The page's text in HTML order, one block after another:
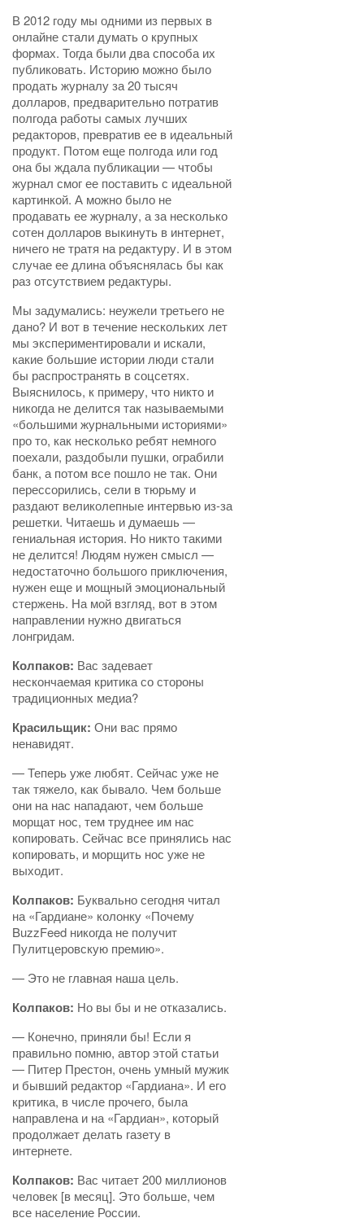
В 2012 году мы одними из первых в
онлайне стали думать о крупных
формах. Тогда были два способа их
публиковать. Историю можно было
продать журналу за 20 тысяч
долларов, предварительно потратив
полгода работы самых лучших
редакторов, превратив ее в идеальный
продукт. Потом еще полгода или год
она бы ждала публикации — чтобы
журнал смог ее поставить с идеальной
картинкой. А можно было не
продавать ее журналу, а за несколько
сотен долларов выкинуть в интернет,
ничего не тратя на редактуру. И в этом
случае ее длина объяснялась бы как
раз отсутствием редактуры.
Мы задумались: неужели третьего не
дано? И вот в течение нескольких лет
мы экспериментировали и искали,
какие большие истории люди стали
бы распространять в соцсетях.
Выяснилось, к примеру, что никто и
никогда не делится так называемыми
«большими журнальными историями»
про то, как несколько ребят немного
поехали, раздобыли пушки, ограбили
банк, а потом все пошло не так. Они
перессорились, сели в тюрьму и
раздают великолепные интервью из-за
решетки. Читаешь и думаешь —
гениальная история. Но никто такими
не делится! Людям нужен смысл —
недостаточно большого приключения,
нужен еще и мощный эмоциональный
стержень. На мой взгляд, вот в этом
направлении нужно двигаться
лонгридам.
Колпаков: Вас задевает
нескончаемая критика со стороны
традиционных медиа?
Красильщик: Они вас прямо
ненавидят.
— Теперь уже любят. Сейчас уже не
так тяжело, как бывало. Чем больше
они на нас нападают, чем больше
морщат нос, тем труднее им нас
копировать. Сейчас все принялись нас
копировать, и морщить нос уже не
выходит.
Колпаков: Буквально сегодня читал
на «Гардиане» колонку «Почему
BuzzFeed никогда не получит
Пулитцеровскую премию».
— Это не главная наша цель.
Колпаков: Но вы бы и не отказались.
— Конечно, приняли бы! Если я
правильно помню, автор этой статьи
— Питер Престон, очень умный мужик
и бывший редактор «Гардиана». И его
критика, в числе прочего, была
направлена и на «Гардиан», который
продолжает делать газету в
интернете.
Колпаков: Вас читает 200 миллионов
человек [в месяц]. Это больше, чем
все население России.